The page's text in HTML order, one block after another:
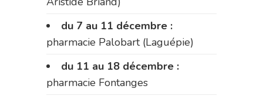
du 7 au 11 décembre :
pharmacie Palobart (Laguépie)
du 11 au 18 décembre :
pharmacie Fontanges